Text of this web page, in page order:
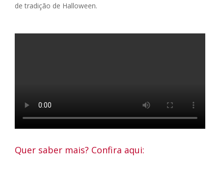
de tradição de Halloween.
Quer saber mais? Confira aqui: